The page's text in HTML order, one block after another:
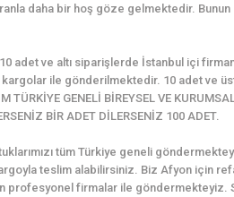
daha bir hoş göze gelmektedir. Bunun
adet ve altı siparişlerde İstanbul içi
ile gönderilmektedir. 10 adet ve
GENELİ BİREYSEL VE KURUMSAL
BİR ADET DİLERSENİZ 100 ADET.
tüm Türkiye geneli
teslim alabilirsiniz. Biz Afyon için
profesyonel firmalar ile